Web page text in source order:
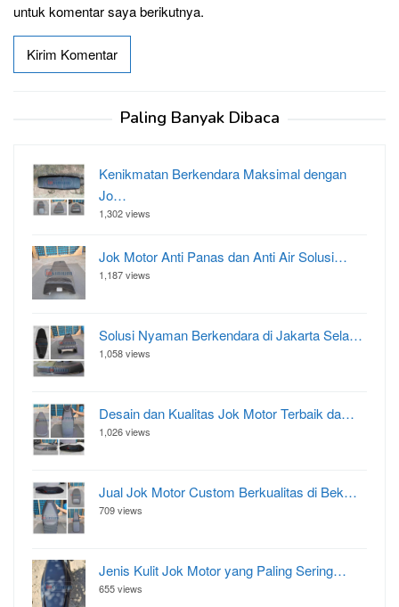
untuk komentar saya berikutnya.
Paling Banyak Dibaca
Kenikmatan Berkendara Maksimal dengan
Jo…
1,302 views
Jok Motor Anti Panas dan Anti Air Solusi…
1,187 views
Solusi Nyaman Berkendara di Jakarta Sela…
1,058 views
Desain dan Kualitas Jok Motor Terbaik da…
1,026 views
Jual Jok Motor Custom Berkualitas di Bek…
709 views
Jenis Kulit Jok Motor yang Paling Sering…
655 views